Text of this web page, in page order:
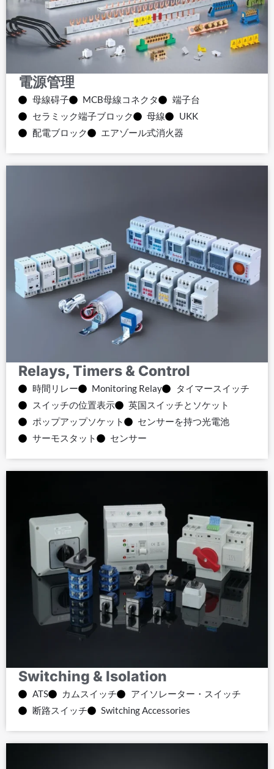
電源管理
母線碍子 MCB母線コネクタ
端子台
セラミック端子ブロック
母線
UKK
配電ブロック
エアゾール式消火器
Relays, Timers & Control
時間リレー Monitoring Relay
タイマースイッチ
スイッチの位置表示
英国スイッチとソケット
ポップアップソケット
センサーを持つ光電池
サーモスタット
センサー
Switching & Isolation
ATS カムスイッチ
アイソレーター・スイッチ
断路スイッチ
Switching Accessories